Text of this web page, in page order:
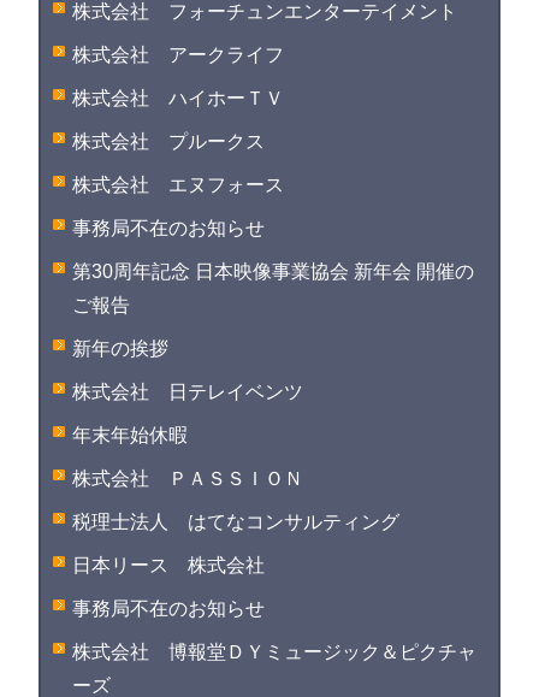
株式会社 フォーチュンエンターテイメント
株式会社 アークライフ
株式会社 ハイホーＴＶ
株式会社 プルークス
株式会社 エヌフォース
事務局不在のお知らせ
第30周年記念 日本映像事業協会 新年会 開催の
ご報告
新年の挨拶
株式会社 日テレイベンツ
年末年始休暇
株式会社 ＰＡＳＳＩＯＮ
税理士法人 はてなコンサルティング
日本リース 株式会社
事務局不在のお知らせ
株式会社 博報堂ＤＹミュージック＆ピクチャ
ーズ